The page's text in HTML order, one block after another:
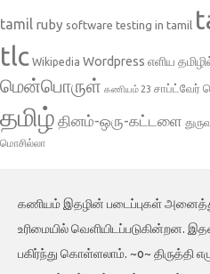
tamil ruby software testing in tamil
tlc Wikipedia Wordpress எளிய
மென்பொருள் கணியம் 23 சாப்ட்வேர்
தமிழ் தினம்-ஒரு-கட்டளை
மொசில்லா
கணியம் இதழின் படைப்புகள்
உரிமையில் வெளியிடப்படுகின்றன.
பகிர்ந்து கொள்ளலாம். ~o~ திருத்தி